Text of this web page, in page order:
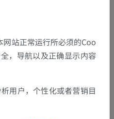
站正常运行所必须的Coo
，导航以及正确显示内容
用户，个性化或者营销目